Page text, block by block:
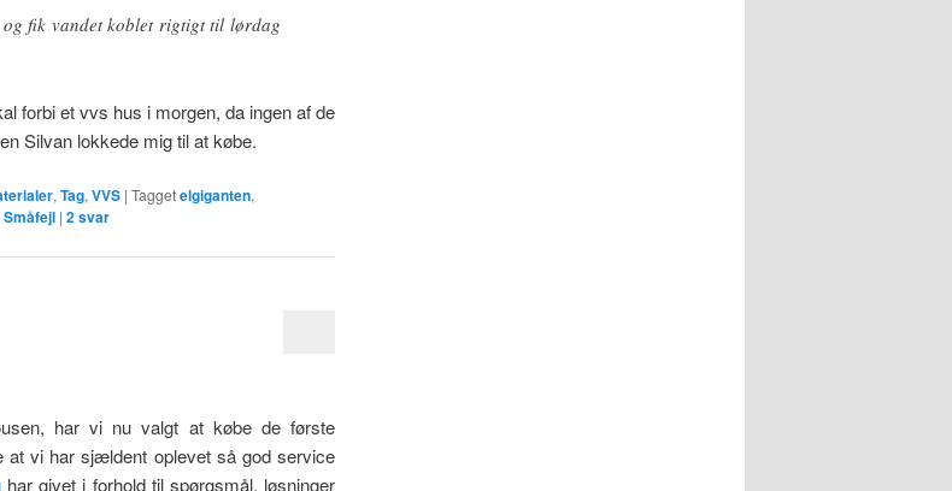
fik vandet koblet rigtigt til lørdag
forbi et vvs hus i morgen, da ingen af de
Silvan lokkede mig til at købe.
, Tag, VVS | Taggetelgiganten,
Småfejl | 2svar
har vi nu valgt at købe de første
at vi har sjældent oplevet så god service
har givet i forhold til spørgsmål, løsninger